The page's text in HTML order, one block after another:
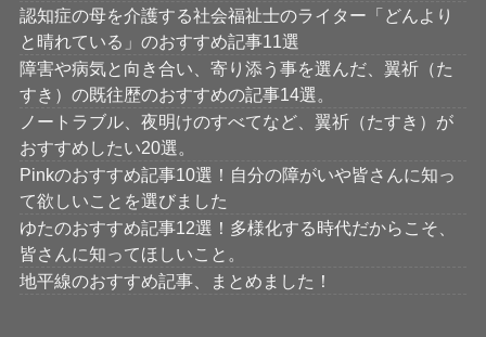
認知症の母を介護する社会福祉士のライター「どんより
と晴れている」のおすすめ記事11選
障害や病気と向き合い、寄り添う事を選んだ、翼祈（た
すき）の既往歴のおすすめの記事14選。
ノートラブル、夜明けのすべてなど、翼祈（たすき）が
おすすめしたい20選。
Pinkのおすすめ記事10選！自分の障がいや皆さんに知っ
て欲しいことを選びました
ゆたのおすすめ記事12選！多様化する時代だからこそ、
皆さんに知ってほしいこと。
地平線のおすすめ記事、まとめました！